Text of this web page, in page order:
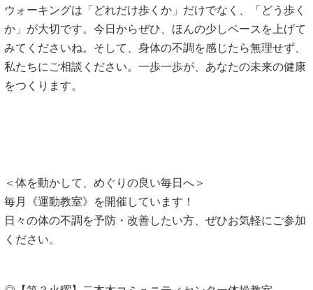
ウォーキングは「どれだけ歩くか」だけでなく、「どう歩く
か」が大切です。今日からぜひ、ほんの少しペースを上げて
みてくださいね。そして、身体の不調を感じたら無理せず、
私たちにご相談ください。一歩一歩が、あなたの未来の健康
をつくります。
＜体を動かして、めぐりの良い毎日へ＞
毎月《運動教室》を開催しています！
日々の体の不調を予防・改善したい方、ぜひお気軽にご参加
ください。